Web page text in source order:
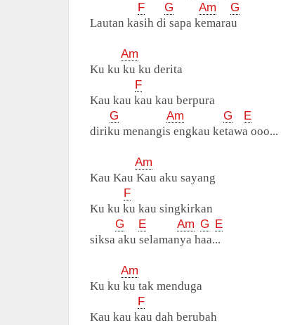
F
G Am
G
Lautan kasih di sapa kemarau
Am
Ku ku ku ku derita
F
Kau kau kau kau berpura
G
Am G
E
diriku menangis engkau ketawa ooo...
Am
Kau Kau Kau aku sayang
F
Ku ku ku kau singkirkan
G
E Am G E
siksa aku selamanya haa...
Am
Ku ku ku tak menduga
F
Kau kau kau dah berubah